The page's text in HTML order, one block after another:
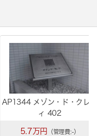
AP1344 メゾン・ド・クレデ
ィ 402
5.7万円 （管理費:-）